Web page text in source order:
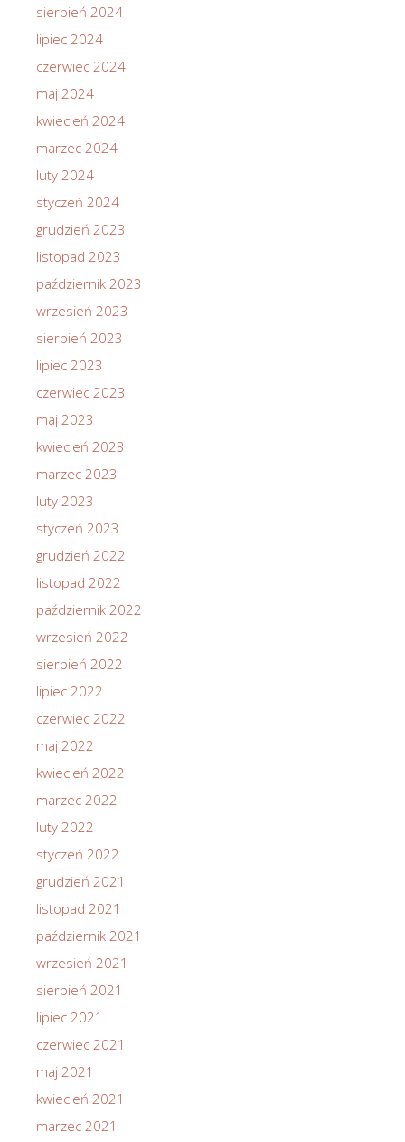
sierpień 2024
lipiec 2024
czerwiec 2024
maj 2024
kwiecień 2024
marzec 2024
luty 2024
styczeń 2024
grudzień 2023
listopad 2023
październik 2023
wrzesień 2023
sierpień 2023
lipiec 2023
czerwiec 2023
maj 2023
kwiecień 2023
marzec 2023
luty 2023
styczeń 2023
grudzień 2022
listopad 2022
październik 2022
wrzesień 2022
sierpień 2022
lipiec 2022
czerwiec 2022
maj 2022
kwiecień 2022
marzec 2022
luty 2022
styczeń 2022
grudzień 2021
listopad 2021
październik 2021
wrzesień 2021
sierpień 2021
lipiec 2021
czerwiec 2021
maj 2021
kwiecień 2021
marzec 2021